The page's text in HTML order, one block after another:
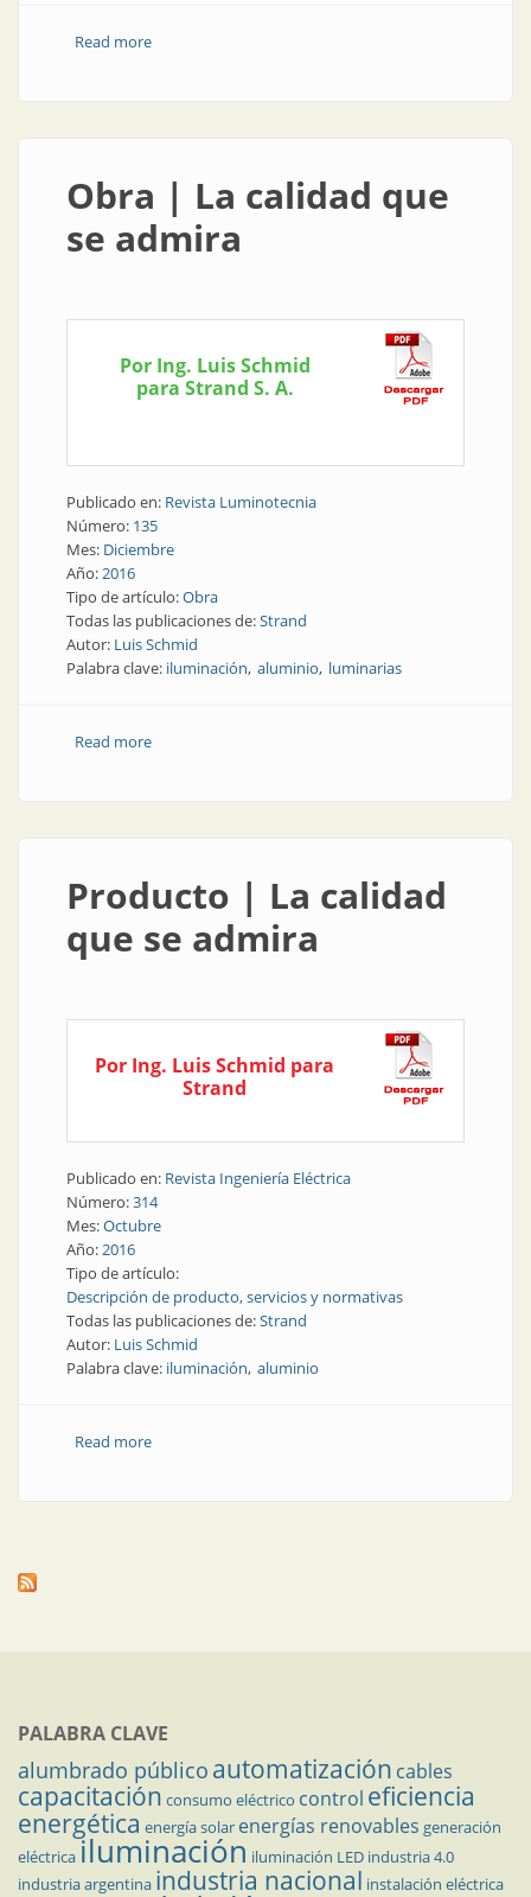
Read moreabout Perfilería para ingenieros, constructoras,
Obra | La calidad que
se admira
Por Ing. Luis Schmid
para Strand S. A.
Publicado en: Revista Luminotecnia
Número: 135
Mes: Diciembre
Año:2016
Tipo de artículo:Obra
Todas las publicaciones de:Strand
Autor: Luis Schmid
Palabra clave: iluminación aluminio luminarias
Read moreabout Obra | La calidad que se admira
Producto | La calidad
que se admira
Por Ing. Luis Schmid para
Strand
Publicado en: Revista Ingeniería Eléctrica
Número:314
Mes:Octubre
Año:2016
Tipo de artículo:
Descripción de producto, servicios y normativas
Todas las publicaciones de:Strand
Autor: Luis Schmid
Palabra clave: iluminación aluminio
Read moreabout Producto | La calidad que se admira
PALABRA CLAVE
alumbrado público automatización cables
capacitación consumo eléctrico control eficiencia
energética energía solar energías renovables generación
eléctricailuminación iluminación LED industria 4.0
industria argentina industria nacional instalación eléctrica